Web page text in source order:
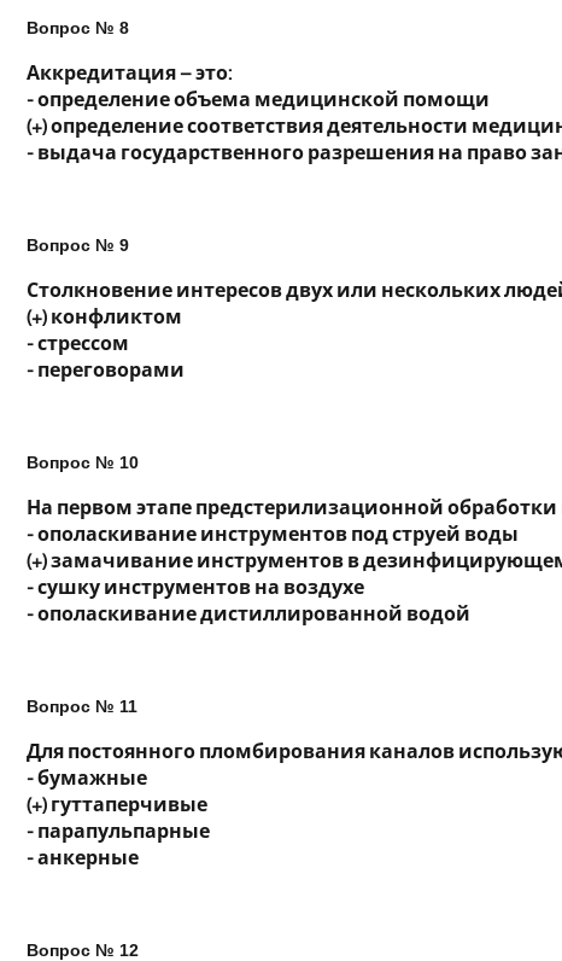
Вопрос № 8
Аккредитация – это:
- определение объема медицинской помощи
(+) определение соответствия деятельности
- выдача государственного разрешения на право
Вопрос № 9
Столкновение интересов двух или нескольких
(+) конфликтом
- стрессом
- переговорами
Вопрос № 10
На первом этапе предстерилизационной
- ополаскивание инструментов под струей воды
(+) замачивание инструментов в
- сушку инструментов на воздухе
- ополаскивание дистиллированной водой
Вопрос № 11
Для постоянного пломбирования каналов
- бумажные
(+) гуттаперчивые
- парапульпарные
- анкерные
Вопрос № 12